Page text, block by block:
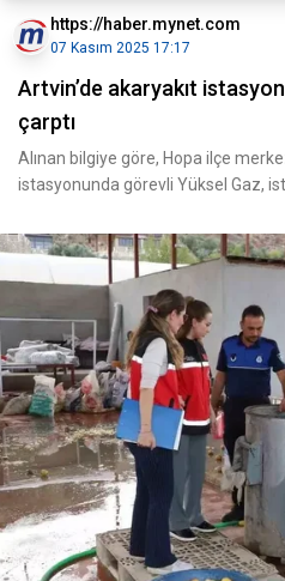
https://haber.mynet.com
07 Kasım 2025 17:17
Artvin’de akaryakıt
çarptı
Alınan bilgiye göre, Hopa ilçe
istasyonunda görevli Yüksel Gaz,